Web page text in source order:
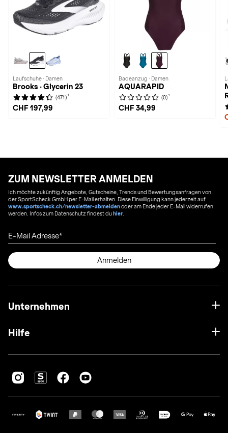
Laufschuhe · Damen
Brooks · Glycerin 23
(471) 1
CHF 197,99
Badeanzug · Damen
AQUARAPID
(0) 1
CHF 34,99
ZUM NEWSLETTER ANMELDEN
Ich möchte zukünftig Angebote, Gutscheine, Trends und Bewertungsanfragen von
der SportScheck GmbH per E-Mail erhalten. Diese Einwilligung kann jederzeit auf
www.sportscheck.ch/newsletter-abmeldenoder am Ende jeder E-Mail widerrufen
werden. Infos zum Datenschutz findest duhier
E-Mail Adresse
Anmelden
Unternehmen
Hilfe